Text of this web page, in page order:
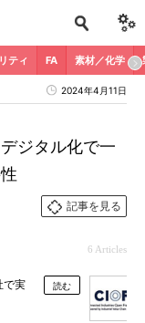
ティ FA 素材／化学
2024年4月11日
ジタル化で一
記事を見る
6 Articles
で実
読む